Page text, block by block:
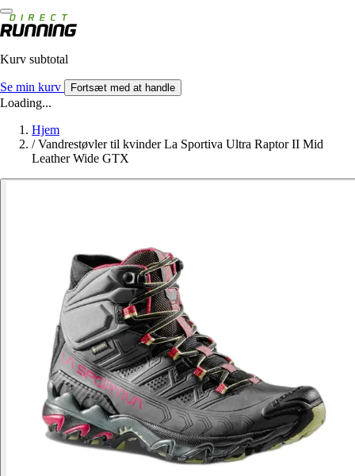
Kurv subtotal
Se min kurv Fortsæt med at handle
Loading...
Hjem
/ Vandrestøvler til kvinder La Sportiva Ultra Raptor II Mid
Leather Wide GTX